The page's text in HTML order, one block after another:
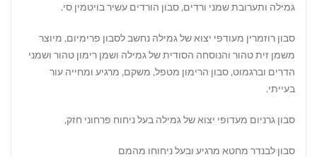
גמילה ותערובת שמני ורדים, סבון הורדים עשיר בויטמין סי.
סבון רוזמרין מעודפי יצוא של גמילה נחשב לסבון פרימיום, מיוצר
משמן זית טהור והנוסחה הסודית של גמילה ושמן רימון טהור ושמני
הדרים וברגמוט, סבון הרימון מטפל, משקם, מרגיע ומחייה עור
בעייתי.
סבון גרניום מעדופי יצוא של גמילה בעל ניחוח פרחוני חזק,
סבון לבנדר מחטא מרגיע ובעל ניחוחו מהמם